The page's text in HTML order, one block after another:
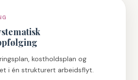
kostholdsplan og
i én strukturert arbeidsflyt.